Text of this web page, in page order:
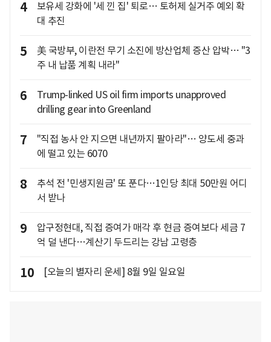
4
보유세 강화에 '세 낀 집' 퇴로… 토허제 실거주 예외 확
대 추진
5
美 국방부, 이란전 무기 소진에 방산업체 증산 압박… "3
주 내 납품 계획 내라"
6
Trump-linked US oil firm imports unapproved
drilling gear into Greenland
7
"직접 농사 안 지으면 내년까지 팔아라"… 양도세 중과
에 떨고 있는 6070
8
추석 전 '민생지원금' 또 푼다…1인당 최대 50만원 어디
서 받나
9
압구정현대, 직접 증여가 매각 후 현금 증여보다 세금 7
억 덜 낸다…계산기 두드리는 강남 고령층
10 [오늘의 별자리 운세] 8월 9일 일요일